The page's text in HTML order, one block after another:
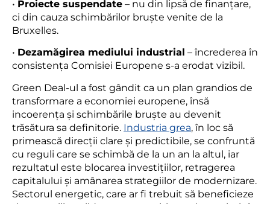
• Proiecte suspendate – nu din lipsă de finanțare,
ci din cauza schimbărilor bruște venite de la
Bruxelles.
• Dezamăgirea mediului industrial – încrederea în
consistența Comisiei Europene s-a erodat vizibil.
Green Deal-ul a fost gândit ca un plan grandios de
transformare a economiei europene, însă
incoerența și schimbările bruște au devenit
trăsătura sa definitorie. Industria grea, în loc să
primească direcții clare și predictibile, se confruntă
cu reguli care se schimbă de la un an la altul, iar
rezultatul este blocarea investițiilor, retragerea
capitalului și amânarea strategiilor de modernizare.
Sectorul energetic, care ar fi trebuit să beneficieze